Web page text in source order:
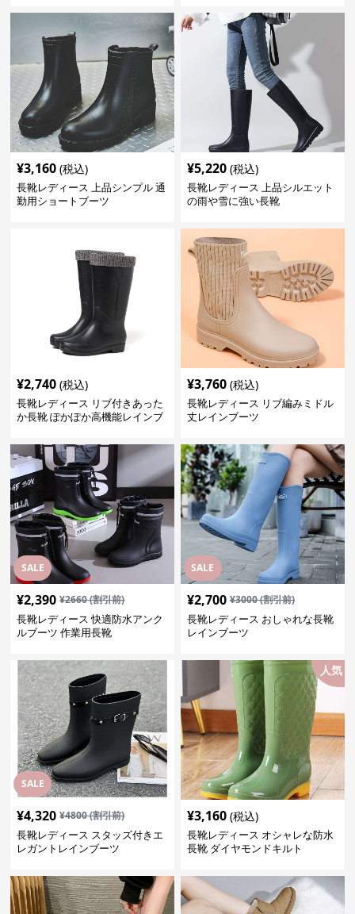
¥3,160 (税込)
長靴レディース 上品シンプル 通
勤用ショートブーツ
¥5,220 (税込)
長靴レディース 上品シルエット
の雨や雪に強い長靴
¥2,740 (税込)
長靴レディース リブ付きあった
か長靴 ぽかぽか高機能レインブ
¥3,760 (税込)
長靴レディース リブ編みミドル
丈レインブーツ
SALE
¥2,390 ¥2660(割引前)
長靴レディース 快適防水アンク
ルブーツ 作業用長靴
SALE
¥2,700 ¥3000(割引前)
長靴レディース おしゃれな長靴
レインブーツ
SALE
¥4,320 ¥4800(割引前)
長靴レディース スタッズ付きエ
レガントレインブーツ
人気
¥3,160 (税込)
長靴レディース オシャレな防水
長靴 ダイヤモンドキルト